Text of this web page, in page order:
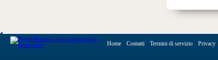
Home Contatti Termini di servizio Privacy